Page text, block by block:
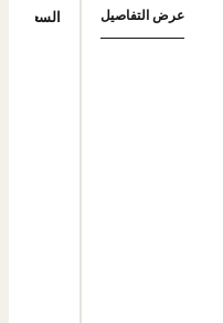
عرض التفاصيل السعر